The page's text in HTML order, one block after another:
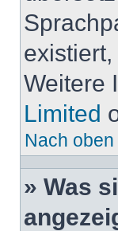
Weitere
Limited
Nach oben
» Was